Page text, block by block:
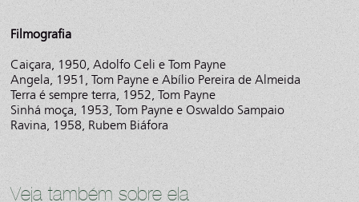
Filmografia
Caiçara, 1950, Adolfo Celi e Tom Payne
Angela, 1951, Tom Payne e Abílio Pereira de Almeida
Terra é sempre terra, 1952, Tom Payne
Sinhá moça, 1953, Tom Payne e Oswaldo Sampaio
Ravina, 1958, Rubem Biáfora
Veja também sobre ela